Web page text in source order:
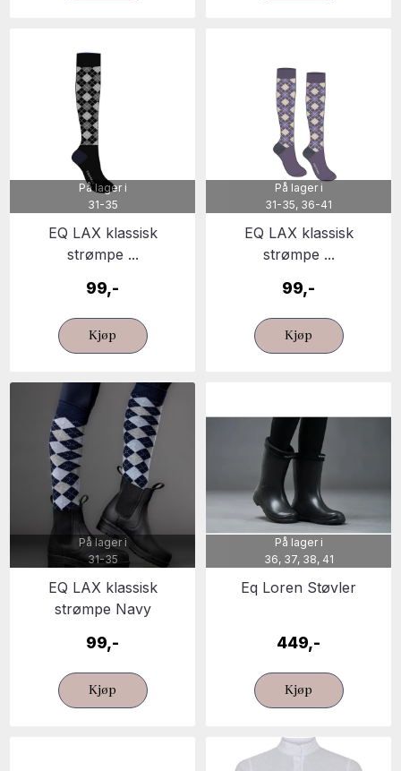
På lager i
31-35
EQ LAX klassisk
strømpe ...
99,-
Kjøp
På lager i
31-35, 36-41
EQ LAX klassisk
strømpe ...
99,-
Kjøp
På lager i
31-35
EQ LAX klassisk
strømpe Navy
99,-
Kjøp
På lager i
36, 37, 38, 41
Eq Loren Støvler
449,-
Kjøp